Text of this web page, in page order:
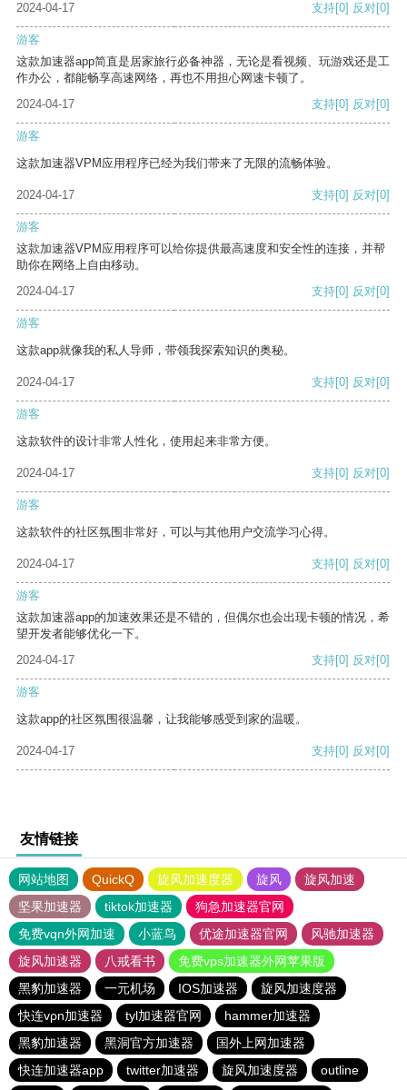
2024-04-17
支持[0] 反对[0]
游客
这款加速器app简直是居家旅行必备神器，无论是看视频、玩游戏还是工
作办公，都能畅享高速网络，再也不用担心网速卡顿了。
2024-04-17
支持[0] 反对[0]
游客
这款加速器VPM应用程序已经为我们带来了无限的流畅体验。
2024-04-17 支持[0] 反对[0]
游客
这款加速器VPM应用程序可以给你提供最高速度和安全性的连接，并帮
助你在网络上自由移动。
2024-04-17
支持[0] 反对[0]
游客
这款app就像我的私人导师，带领我探索知识的奥秘。
2024-04-17 支持[0] 反对[0]
游客
这款软件的设计非常人性化，使用起来非常方便。
2024-04-17 支持[0] 反对[0]
游客
这款软件的社区氛围非常好，可以与其他用户交流学习心得。
2024-04-17 支持[0] 反对[0]
游客
这款加速器app的加速效果还是不错的，但偶尔也会出现卡顿的情况，希
望开发者能够优化一下。
2024-04-17
支持[0] 反对[0]
游客
这款app的社区氛围很温馨，让我能够感受到家的温暖。
2024-04-17 支持[0] 反对[0]
友情链接
网站地图 QuickQ 旋风加速度器 旋风
旋风加速
坚果加速器
tiktok加速器
狗急加速器官网
免费vqn外网加速
小蓝鸟 优途加速器官网
风驰加速器
旋风加速器
八戒看书
免费vps加速器外网苹果版
黑豹加速器
一元机场 IOS加速器
旋风加速度器
快连vρn加速器
tyl加速器官网
hammer加速器
黑豹加速器
黑洞官方加速器
国外上网加速器
快连加速器app
twitter加速器 旋风加速度器 outline